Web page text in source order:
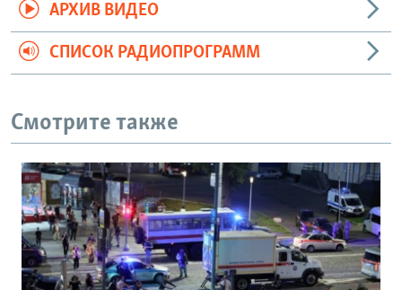
АРХИВ ВИДЕО
СПИСОК РАДИОПРОГРАММ
Смотрите также